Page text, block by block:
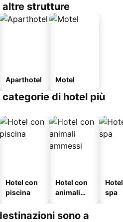
altre strutture
Aparthotel Motel
di hotel più
Hotel con
piscina
Hotel con
animali
spa
sono a